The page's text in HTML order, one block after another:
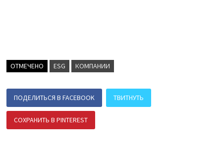
ОТМЕЧЕНО ESG КОМПАНИИ
ПОДЕЛИТЬСЯ В FACEBOOK ТВИТНУТЬ
СОХРАНИТЬ В PINTEREST